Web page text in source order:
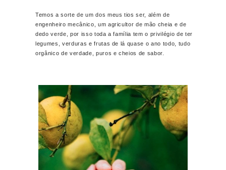
Temos a sorte de um dos meus tios ser, além de
engenheiro mecânico, um agricultor de mão cheia e de
dedo verde, por isso toda a família tem o privilégio de ter
legumes, verduras e frutas de lá quase o ano todo, tudo
orgânico de verdade, puros e cheios de sabor.